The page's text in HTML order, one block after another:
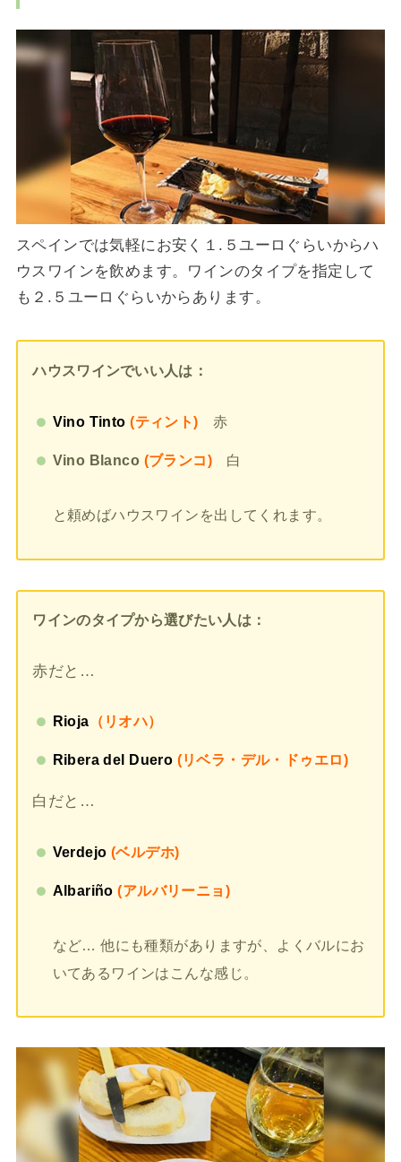
スペインでは気軽にお安く１.５ユーロぐらいからハ
ウスワインを飲めます。ワインのタイプを指定して
も２.５ユーロぐらいからあります。
ハウスワインでいい人は：
Vino Tinto (ティント) 赤
Vino Blanco (ブランコ) 白
と頼めばハウスワインを出してくれます。
ワインのタイプから選びたい人は：
赤だと…
Rioja （リオハ）
Ribera del Duero (リベラ・デル・ドゥエロ)
白だと…
Verdejo (ベルデホ)
Albariño (アルバリーニョ)
など… 他にも種類がありますが、よくバルにお
いてあるワインはこんな感じ。